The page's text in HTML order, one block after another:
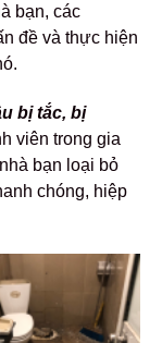
bạn, các
đề và thực hiện
bị tắc, bị
viên trong gia
bạn loại bỏ
chóng, hiệp